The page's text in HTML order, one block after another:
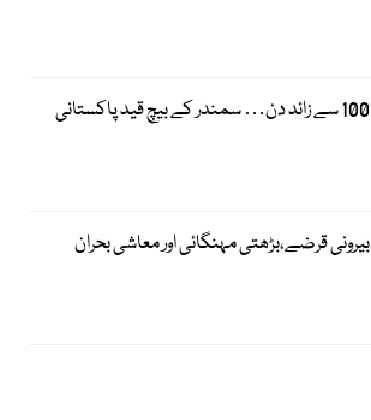
100 سے زائد دن… سمندر کے بیچ قید پاکستانی
بیرونی قرضے،بڑھتی مہنگائی اور معاشی بحران